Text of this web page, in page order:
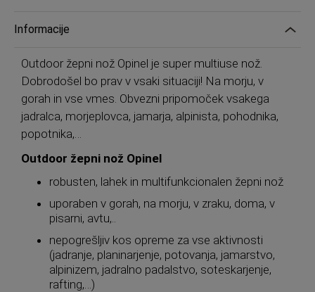
Informacije
Outdoor žepni nož Opinel je super multiuse nož.
Dobrodošel bo prav v vsaki situaciji! Na morju, v
gorah in vse vmes. Obvezni pripomoček vsakega
jadralca, morjeplovca, jamarja, alpinista, pohodnika,
popotnika,…
Outdoor žepni nož Opinel
robusten, lahek in multifunkcionalen žepni nož
uporaben v gorah, na morju, v zraku, doma, v
pisarni, avtu,..
nepogrešljiv kos opreme za vse aktivnosti
(jadranje, planinarjenje, potovanja, jamarstvo,
alpinizem, jadralno padalstvo, soteskarjenje,
rafting,…)